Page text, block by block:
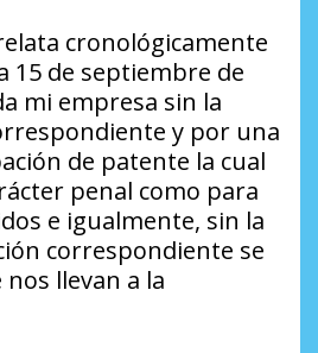
cronológicamente
15 de septiembre de
mi empresa sin la
y por una
de patente la cual
penal como para
e igualmente, sin la
correspondiente se
llevan a la